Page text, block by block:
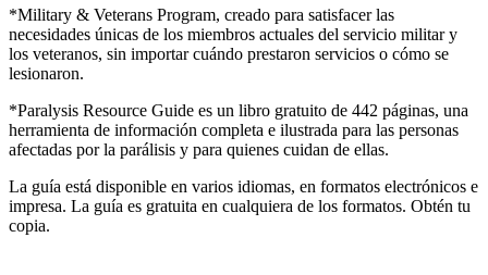
*Military & Veterans Program, creado para satisfacer las
necesidades únicas de los miembros actuales del servicio militar y
los veteranos, sin importar cuándo prestaron servicios o cómo se
lesionaron.
*Paralysis Resource Guide es un libro gratuito de 442 páginas, una
herramienta de información completa e ilustrada para las personas
afectadas por la parálisis y para quienes cuidan de ellas.
La guía está disponible en varios idiomas, en formatos electrónicos e
impresa. La guía es gratuita en cualquiera de los formatos. Obtén tu
copia.